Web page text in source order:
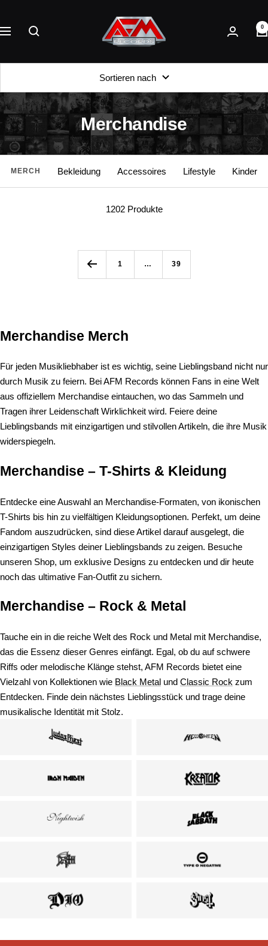
Inhalt
Navigation
AFM
Records
0
Sortieren nach
Merchandise
MERCH Bekleidung Accessoires Lifestyle Kinder
1202 Produkte
1 … 39
Merchandise Merch
Für jeden Musikliebhaber ist es wichtig, seine Lieblingsband nicht nur
durch Musik zu feiern. Bei AFM Records können Fans in eine Welt
aus offiziellem Merchandise eintauchen, wo das Sammeln und
Tragen ihrer Leidenschaft Wirklichkeit wird. Feiere deine
Lieblingsbands mit einzigartigen und stilvollen Artikeln, die ihre Musik
widerspiegeln.
Merchandise – T-Shirts & Kleidung
Entdecke eine Auswahl an Merchandise-Formaten, von ikonischen
T-Shirts bis hin zu vielfältigen Kleidungsoptionen. Perfekt, um deine
Fandom auszudrücken, sind diese Artikel darauf ausgelegt, die
einzigartigen Styles deiner Lieblingsbands zu zeigen. Besuche
unseren Shop, um exklusive Designs zu entdecken und dir heute
noch das ultimative Fan-Outfit zu sichern.
Merchandise – Rock & Metal
Tauche ein in die reiche Welt des Rock und Metal mit Merchandise,
das die Essenz dieser Genres einfängt. Egal, ob du auf schwere
Riffs oder melodische Klänge stehst, AFM Records bietet eine
Vielzahl von Kollektionen wie Black Metal und Classic Rock zum
Entdecken. Finde dein nächstes Lieblingsstück und trage deine
musikalische Identität mit Stolz.